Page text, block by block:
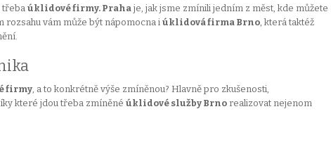
třeba úklidové firmy. Praha je, jak jsme zmínili jedním z měst, kde můžete
rozsahu vám může být nápomocna i úklidová firma Brno , která taktéž
firmy, a to konkrétně výše zmíněnou? Hlavně pro zkušenosti,
které jdou třeba zmíněné úklidové služby Brno realizovat nejenom